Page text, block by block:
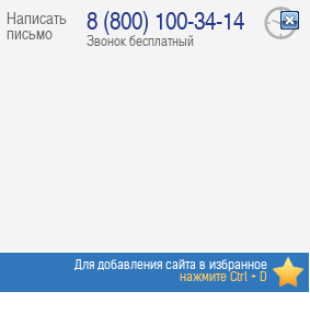
Написать
письмо 8 (800) 100-34-14
Звонок бесплатный
Для добавления сайта в избранное
нажмите Ctrl + D